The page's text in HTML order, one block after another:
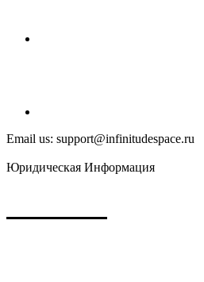
Email us: support@infinitudespace.ru
Юридическая Информация